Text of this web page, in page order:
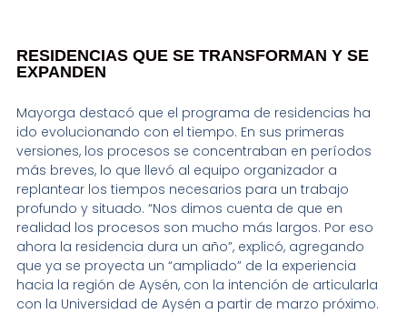
RESIDENCIAS QUE SE TRANSFORMAN Y SE
EXPANDEN
Mayorga destacó que el programa de residencias ha
ido evolucionando con el tiempo. En sus primeras
versiones, los procesos se concentraban en períodos
más breves, lo que llevó al equipo organizador a
replantear los tiempos necesarios para un trabajo
profundo y situado. “Nos dimos cuenta de que en
realidad los procesos son mucho más largos. Por eso
ahora la residencia dura un año”, explicó, agregando
que ya se proyecta un “ampliado” de la experiencia
hacia la región de Aysén, con la intención de articularla
con la Universidad de Aysén a partir de marzo próximo.